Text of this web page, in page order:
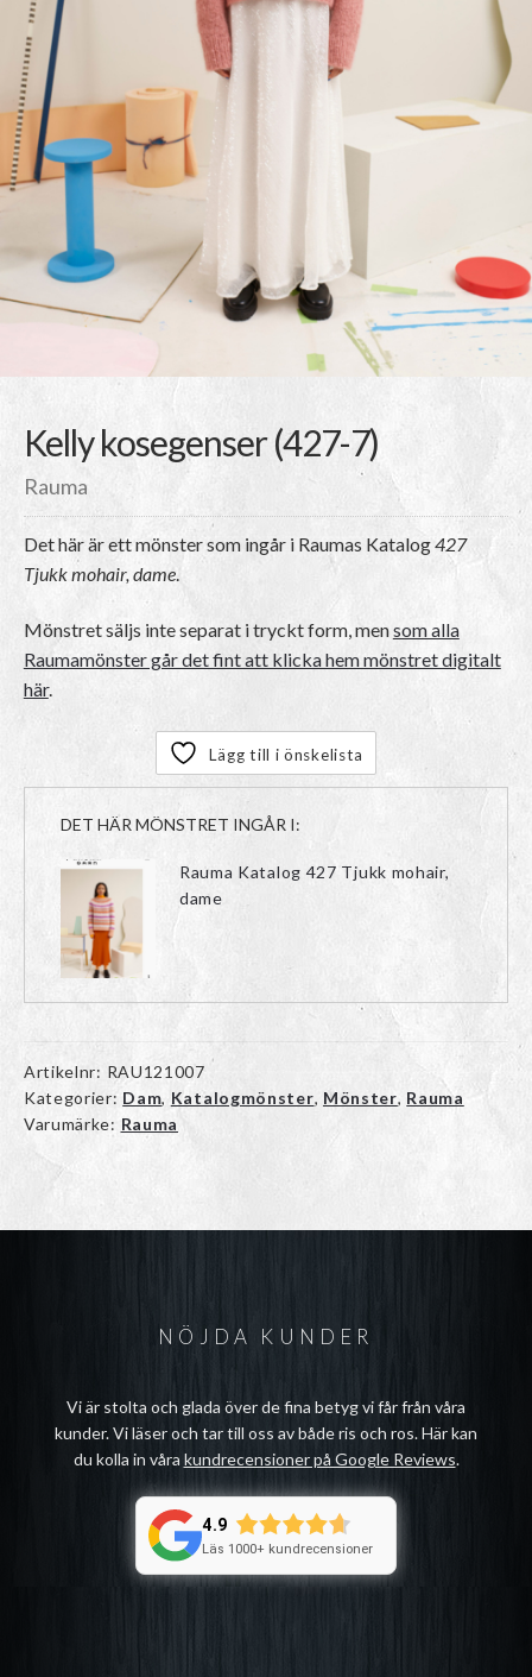
Kelly kosegenser (427-7)
Rauma
Det här är ett mönster som ingår i Raumas Katalog427
Tjukk mohair, dame.
Mönstret säljs inte separat i tryckt form, mensom alla
Raumamönster går det fint att klicka hem mönstret digitalt
här.
Lägg till i önskelista
DET HÄR MÖNSTRET INGÅR I:
Rauma Katalog 427 Tjukk mohair,
dame
Artikelnr: RAU121007
Kategorier: Dam, Katalogmönster, Mönster, Rauma
Varumärke: Rauma
NÖJDA KUNDER
Vi är stolta och glada över de fina betyg vi får från våra
kunder. Vi läser och tar till oss av både ris och ros. Här kan
du kolla in våra kundrecensioner på Google Reviews.
4.9
Läs 1000+ kundrecensioner